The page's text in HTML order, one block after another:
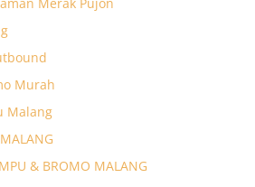
Murah
Malang
& BROMO MALANG